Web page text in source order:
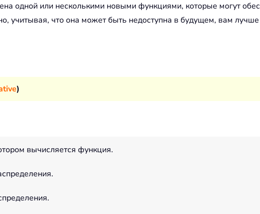
одной или несколькими новыми функциями, которые могут
учитывая, что она может быть недоступна в будущем, вам
)
вычисляется функция.